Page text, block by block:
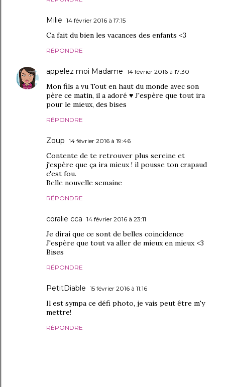
Milie 14 février 2016 à 17:15
Ca fait du bien les vacances des enfants <3
RÉPONDRE
appelez moi Madame 14 février 2016 à 17:30
Mon fils a vu Tout en haut du monde avec son
père ce matin, il a adoré ♥ J'espère que tout ira
pour le mieux, des bises
RÉPONDRE
Zoup 14 février 2016 à 19:46
Contente de te retrouver plus sereine et
j'espère que ça ira mieux ! il pousse ton crapaud
c'est fou.
Belle nouvelle semaine
RÉPONDRE
coralie cca 14 février 2016 à 23:11
Je dirai que ce sont de belles coincidence
J'espère que tout va aller de mieux en mieux <3
Bises
RÉPONDRE
PetitDiable 15 février 2016 à 11:16
Il est sympa ce défi photo, je vais peut être m'y
mettre!
RÉPONDRE